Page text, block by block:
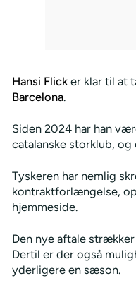
Hansi Flicker klar til at
Barcelona.
Siden 2024 har han
catalanske storklub,
Tyskeren har nemlig
kontraktforlængelse,
hjemmeside.
Den nye aftale
Dertil er der også
yderligere en sæson.